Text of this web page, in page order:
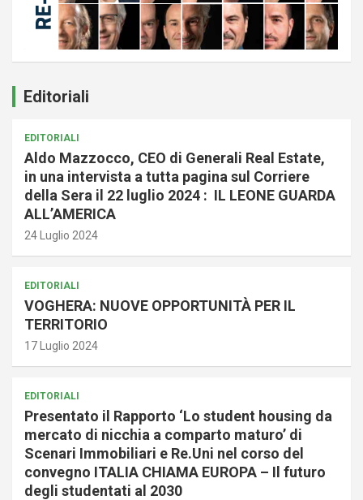
Editoriali
EDITORIALI
Aldo Mazzocco, CEO di Generali Real Estate,
in una intervista a tutta pagina sul Corriere
della Sera il 22 luglio 2024 : IL LEONE GUARDA
ALL’AMERICA
24 Luglio 2024
EDITORIALI
VOGHERA: NUOVE OPPORTUNITÀ PER IL
TERRITORIO
17 Luglio 2024
EDITORIALI
Presentato il Rapporto ‘Lo student housing da
mercato di nicchia a comparto maturo’ di
Scenari Immobiliari e Re.Uni nel corso del
convegno ITALIA CHIAMA EUROPA – Il futuro
degli studentati al 2030